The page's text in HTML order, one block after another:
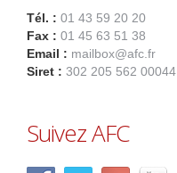
Tél. : 01 43 59 20 20
Fax : 01 45 63 51 38
Email : mailbox@afc.fr
Siret : 302 205 562 00044
Suivez AFC